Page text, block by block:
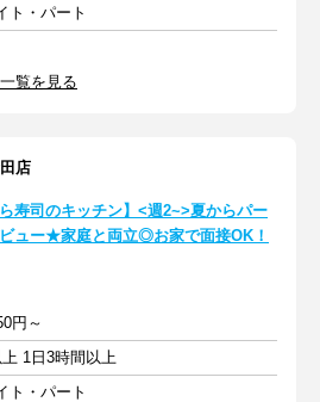
ト・パート
覧を見る
店
ら寿司のキッチン】<週2~>夏からパー
ビュー★家庭と両立◎お家で面接OK！
円～
1日3時間以上
ト・パート